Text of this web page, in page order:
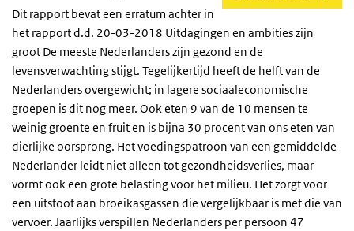
Dit rapport bevat een erratum achter in
het rapport d.d. 20-03-2018 Uitdagingen en ambities zijn
groot De meeste Nederlanders zijn gezond en de
levensverwachting stijgt. Tegelijkertijd heeft de helft van de
Nederlanders overgewicht; in lagere sociaaleconomische
groepen is dit nog meer. Ook eten 9 van de 10 mensen te
weinig groente en fruit en is bijna 30 procent van ons eten van
dierlijke oorsprong. Het voedingspatroon van een gemiddelde
Nederlander leidt niet alleen tot gezondheidsverlies, maar
vormt ook een grote belasting voor het milieu. Het zorgt voor
een uitstoot aan broeikasgassen die vergelijkbaar is met die van
vervoer. Jaarlijks verspillen Nederlanders per persoon 47